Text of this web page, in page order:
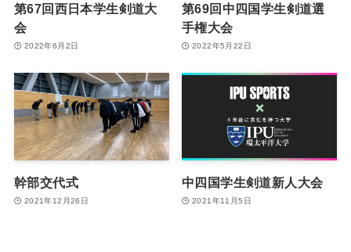
第67回西日本学生剣道大
会
2022年6月2日
第69回中四国学生剣道選
手権大会
2022年5月22日
幹部交代式
2021年12月26日
中四国学生剣道新人大会
2021年11月5日